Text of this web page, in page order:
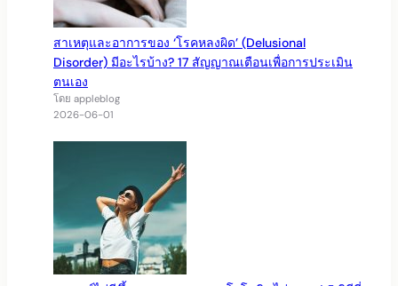
สาเหตุและอาการของ ‘โรคหลงผิด’ (Delusional
Disorder) มีอะไรบ้าง? 17 สัญญาณเตือนเพื่อการประเมิน
ตนเอง
โดย appleblog
2026-06-01